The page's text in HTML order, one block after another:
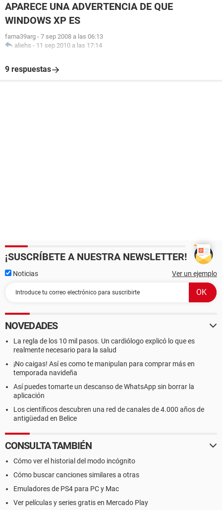
APARECE UNA ADVERTENCIA DE QUE
WINDOWS XP ES
fama39arg - 7 sep 2008 a las 06:13
aliehs - 11 sep 2010 a las 17:14
9 respuestas
¡SUSCRÍBETE A NUESTRA NEWSLETTER!
Noticias Ver un ejemplo
NOVEDADES
La regla de los 10 mil pasos. Un cardiólogo explicó lo que es
realmente necesario para la salud
¡No caigas! Así es como te manipulan para comprar más en
temporada navideña
Así puedes tomarte un descanso de WhatsApp sin borrar la
aplicación
Los científicos descubren una red de canales de 4.000 años de
antigüedad en Belice
CONSULTA TAMBIÉN
Cómo ver el historial del modo incógnito
Cómo buscar canciones similares a otras
Emuladores de PS4 para PC y Mac
Ver películas y series gratis en Mercado Play